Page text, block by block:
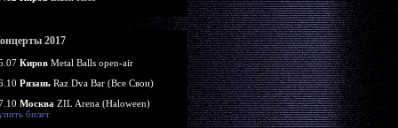
2017
Киров Metal Balls open-air
Рязань Raz Dva Bar (Все Свои)
Москва ZIL Arena (Haloween)
билет